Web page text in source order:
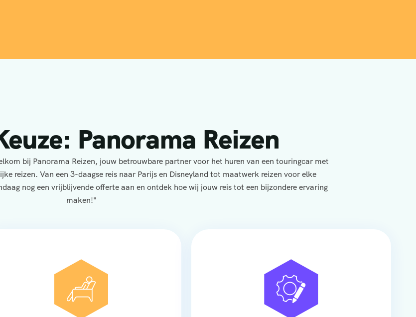
Panorama Reizen
bij Panorama Reizen, jouw betrouwbare partner voor het huren van een touringcar met
reizen. Van een 3-daagse reis naar Parijs en Disneyland tot maatwerk reizen voor elke
nog een vrijblijvende offerte aan en ontdek hoe wij jouw reis tot een bijzondere ervaring
maken!"